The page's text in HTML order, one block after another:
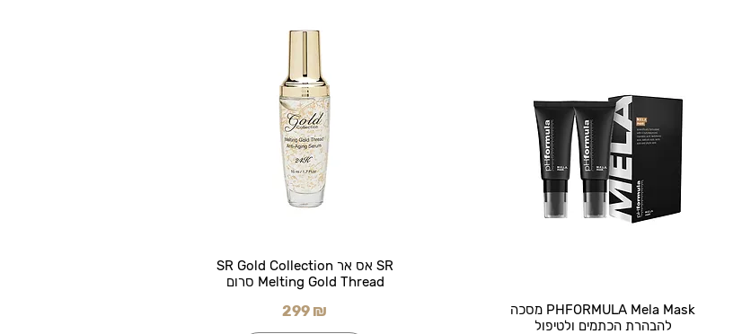
SR אס אר SR Gold Collection
Melting Gold Thread סרום
299 ₪
PHFORMULA Mela Mask מסכה
להבהרת הכתמים ולטיפול